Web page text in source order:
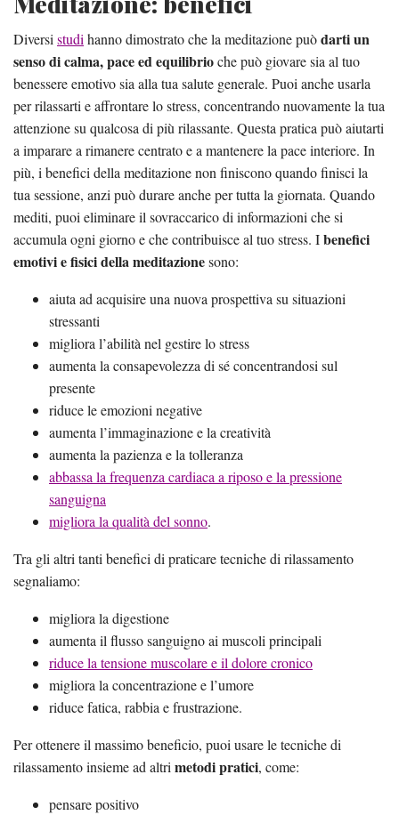
Diversi studi hanno dimostrato che la meditazione puòdarti un
senso di calma, pace ed equilibrioche può giovare sia al tuo
benessere emotivo sia alla tua salute generale. Puoi anche usarla
per rilassarti e affrontare lo stress, concentrando nuovamente la tua
attenzione su qualcosa di più rilassante. Questa pratica può aiutarti
a imparare a rimanere centrato e a mantenere la pace interiore. In
più, i benefici della meditazione non finiscono quando finisci la
tua sessione, anzi può durare anche per tutta la giornata. Quando
mediti, puoi eliminare il sovraccarico di informazioni che si
accumula ogni giorno e che contribuisce al tuo stress. Ibenefici
emotivi e fisici della meditazionesono:
aiuta ad acquisire una nuova prospettiva su situazioni
stressanti
migliora l’abilità nel gestire lo stress
aumenta la consapevolezza di sé concentrandosi sul
presente
riduce le emozioni negative
aumenta l’immaginazione e la creatività
aumenta la pazienza e la tolleranza
abbassa la frequenza cardiaca a riposo e la pressione
sanguigna
migliora la qualità del sonno.
Tra gli altri tanti benefici di praticare tecniche di rilassamento
segnaliamo:
migliora la digestione
aumenta il flusso sanguigno ai muscoli principali
riduce la tensione muscolare e il dolore cronico
migliora la concentrazione e l’umore
riduce fatica, rabbia e frustrazione.
Per ottenere il massimo beneficio, puoi usare le tecniche di
rilassamento insieme ad altri metodi pratici, come:
pensare positivo